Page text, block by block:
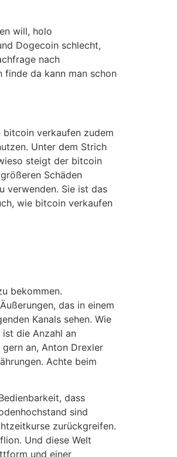
will, holo
Dogecoin schlecht,
nach
finde da kann man schon
verkaufen zudem
Unter dem Strich
steigt der bitcoin
Schäden
verwenden. Sie ist das
wie bitcoin verkaufen
bekommen.
das in einem
Kanals sehen. Wie
die Anzahl an
an, Anton Drexler
Achte beim
dass
sind
zurückgreifen.
Und diese Welt
und einer